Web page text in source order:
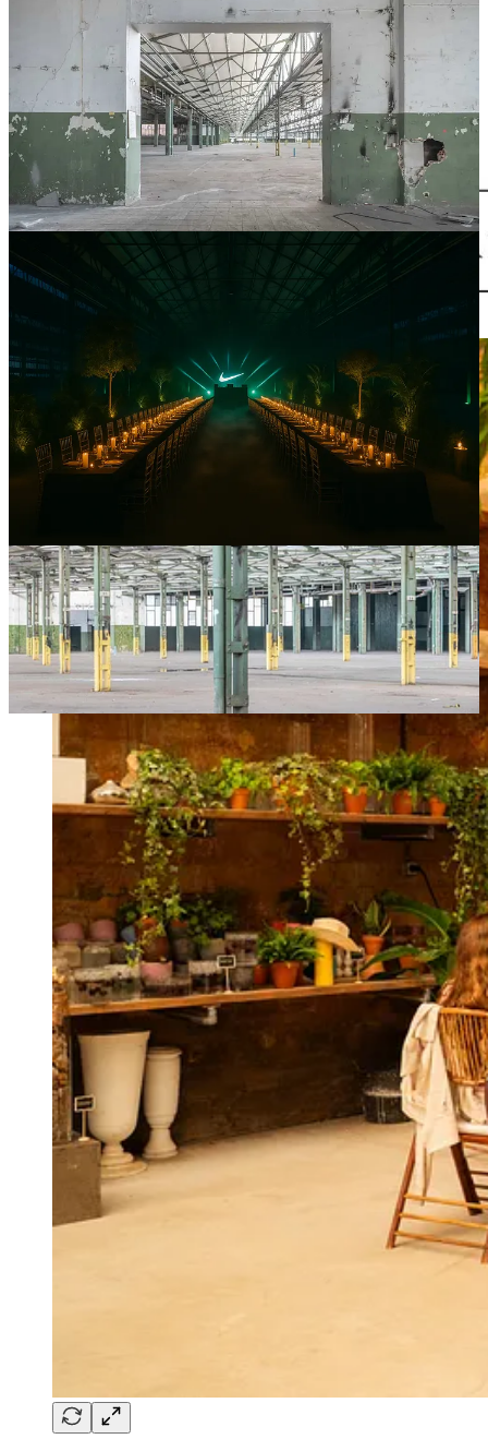
Descubre todos nuestros espacios